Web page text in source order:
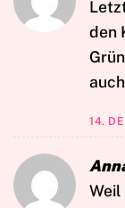
den
14.
Weil